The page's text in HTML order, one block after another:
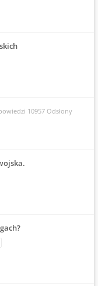
10957 Odsłony